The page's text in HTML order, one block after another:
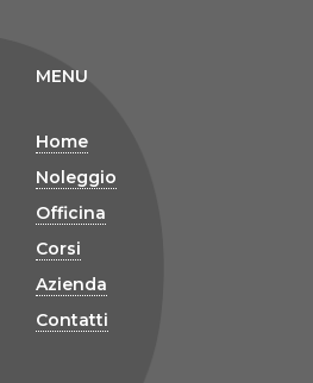
MENU
Home
Noleggio
Officina
Corsi
Azienda
Contatti